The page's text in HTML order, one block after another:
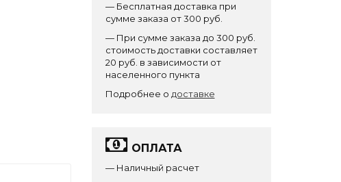
— Бесплатная доставка при
сумме заказа от 300 руб.
— При сумме заказа до 300 руб.
стоимость доставки составляет
20 руб. в зависимости от
населенного пункта
Подробнее о доставке
ОПЛАТА
— Наличный расчет